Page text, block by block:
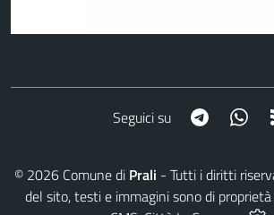
Seguici su Telegram
© 2026 Comune di Prali - Tutti i diritti
del sito, testi e immagini sono di